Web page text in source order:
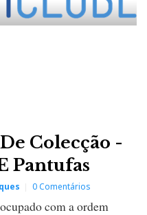
Colecção -
Pantufas
0 Comentários
com a ordem